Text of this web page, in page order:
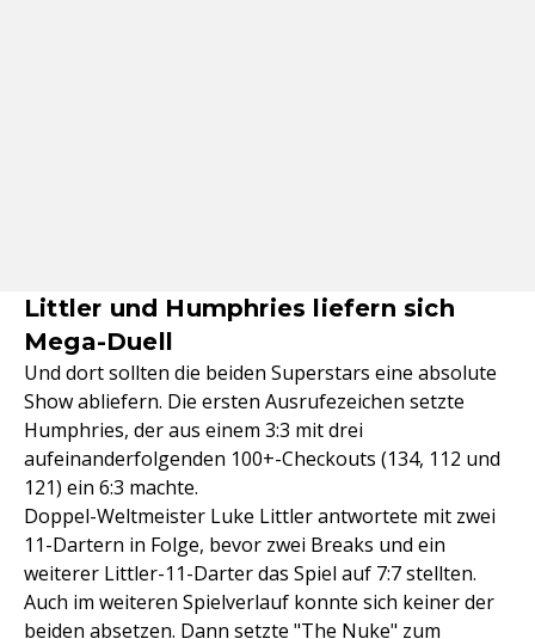
Littler und Humphries liefern sich
Mega-Duell
Und dort sollten die beiden Superstars eine absolute
Show abliefern. Die ersten Ausrufezeichen setzte
Humphries, der aus einem 3:3 mit drei
aufeinanderfolgenden 100+-Checkouts (134, 112 und
121) ein 6:3 machte.
Doppel-Weltmeister Luke Littler antwortete mit zwei
11-Dartern in Folge, bevor zwei Breaks und ein
weiterer Littler-11-Darter das Spiel auf 7:7 stellten.
Auch im weiteren Spielverlauf konnte sich keiner der
beiden absetzen. Dann setzte "The Nuke" zum